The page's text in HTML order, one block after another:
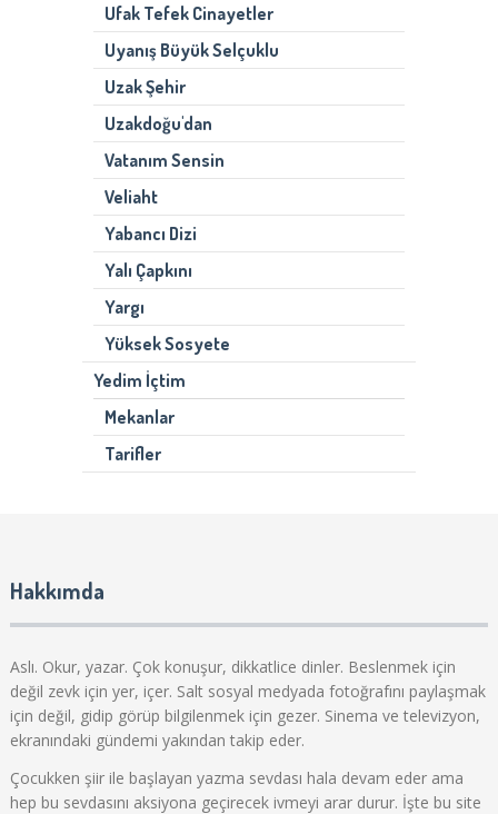
Ufak Tefek Cinayetler
Uyanış Büyük Selçuklu
Uzak Şehir
Uzakdoğu'dan
Vatanım Sensin
Veliaht
Yabancı Dizi
Yalı Çapkını
Yargı
Yüksek Sosyete
Yedim İçtim
Mekanlar
Tarifler
Hakkımda
Aslı. Okur, yazar. Çok konuşur, dikkatlice dinler. Beslenmek için
değil zevk için yer, içer. Salt sosyal medyada fotoğrafını paylaşmak
için değil, gidip görüp bilgilenmek için gezer. Sinema ve televizyon,
ekranındaki gündemi yakından takip eder.
Çocukken şiir ile başlayan yazma sevdası hala devam eder ama
hep bu sevdasını aksiyona geçirecek ivmeyi arar durur. İşte bu site